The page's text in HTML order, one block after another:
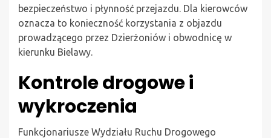
bezpieczeństwo i płynność przejazdu. Dla kierowców
oznacza to konieczność korzystania z objazdu
prowadzącego przez Dzierżoniów i obwodnicę w
kierunku Bielawy.
Kontrole drogowe i
wykroczenia
Funkcjonariusze Wydziału Ruchu Drogowego